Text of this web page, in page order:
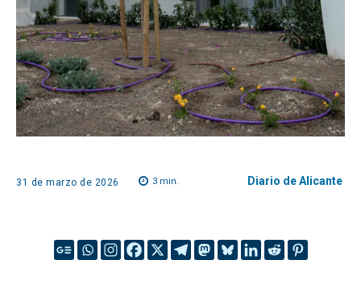
31 de marzo de 2026 3min. Diario de Alicante